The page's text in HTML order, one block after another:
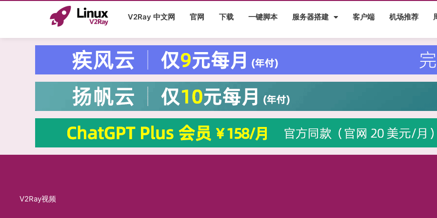
容
V2Ray 中文网 官网 下载 一键脚本 服务器搭建 客户端 机场推荐
V2Ray视频